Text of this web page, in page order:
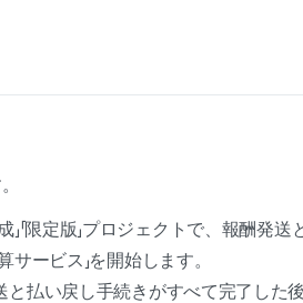
」「限定版」プロジェクトで、報酬
サービス」を開始します。
と払い戻し手続きがすべて完了した